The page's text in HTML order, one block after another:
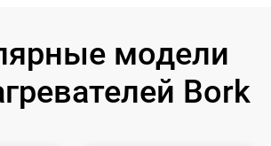
модели
Bork